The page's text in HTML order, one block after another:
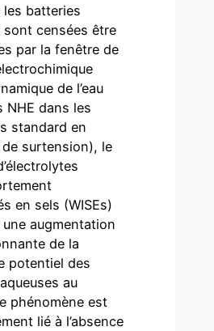
les batteries
sont censées être
par la fenêtre de
de l’eau
NHE dans les
standard en
de surtension), le
en sels (WISEs)
augmentation
de la
potentiel des
au
phénomène est
lié à l’absence